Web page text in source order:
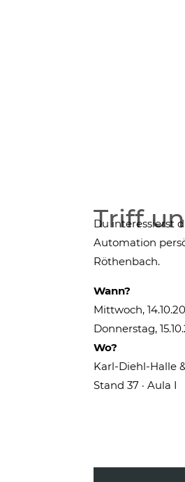
Triff
Du interessierst
Automation
Röthenbach.
Wann?
Mittwoch,
Donnerstag,
Wo?
Karl-Diehl-Halle
Stand 37 · Aula I